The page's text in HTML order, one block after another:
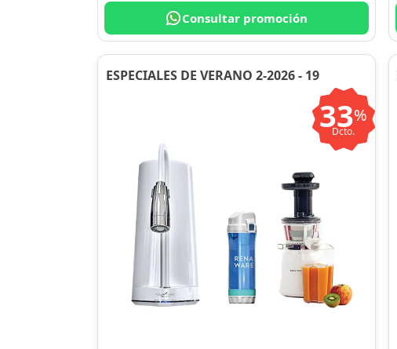
Consultar promoción
ESPECIALES DE VERANO 2-2026 - 19
33%
Dcto.